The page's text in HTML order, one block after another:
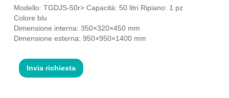
Modello: TGDJS-50r> Capacità: 50 litri Ripiano: 1 pz
Colore blu
Dimensione interna: 350×320×450 mm
Dimensione esterna: 950×950×1400 mm
Invia richiesta